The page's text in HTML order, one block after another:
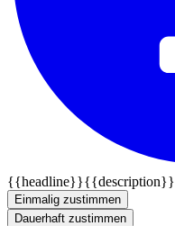
{{headline}}{{description}}
Einmalig zustimmen
Dauerhaft zustimmen